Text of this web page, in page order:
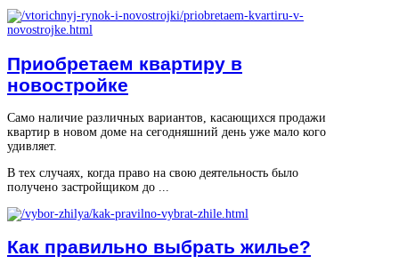
Приобретаем квартиру в
новостройке
Само наличие различных вариантов, касающихся продажи
квартир в новом доме на сегодняшний день уже мало кого
удивляет.
В тех случаях, когда право на свою деятельность было
получено застройщиком до ...
Как правильно выбрать жилье?